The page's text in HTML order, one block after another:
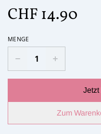
CHF 14.90
MENGE
Jetzt
Zum